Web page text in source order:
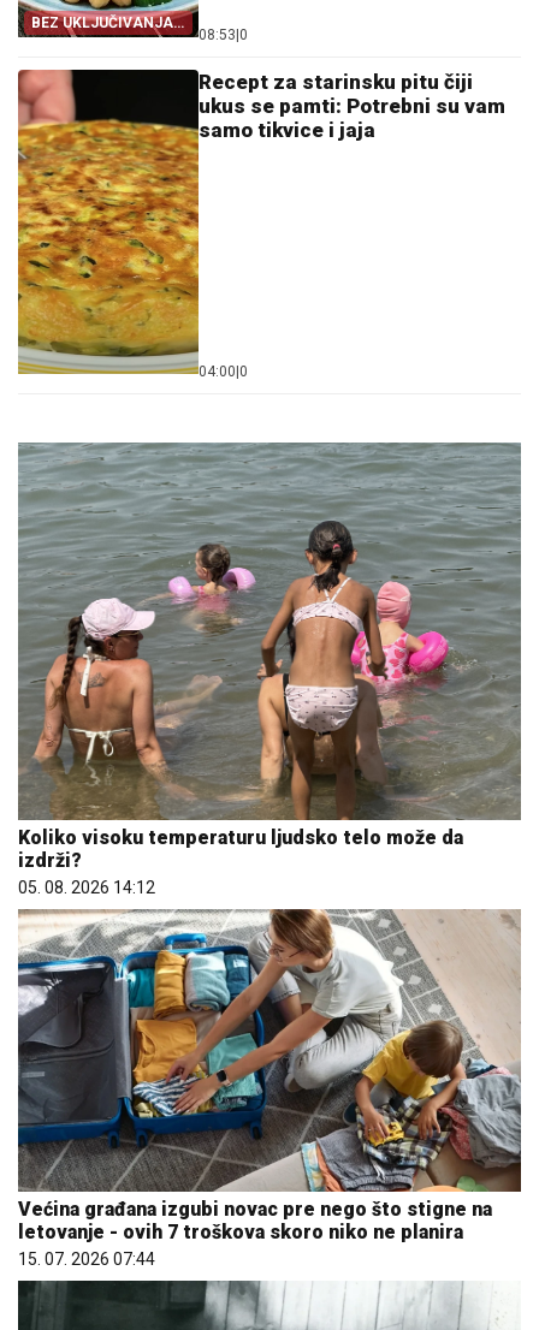
BEZ UKLJUČIVANJA
ŠPORETA
08:53 0
Recept za starinsku pitu čiji
ukus se pamti: Potrebni su vam
samo tikvice i jaja
04:00 0
Koliko visoku temperaturu ljudsko telo može da
izdrži?
05. 08. 2026 14:12
Većina građana izgubi novac pre nego što stigne na
letovanje - ovih 7 troškova skoro niko ne planira
15. 07. 2026 07:44